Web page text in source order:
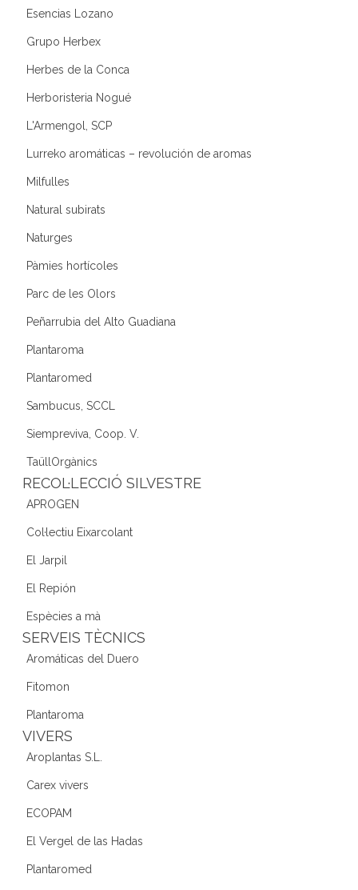
Esencias Lozano
Grupo Herbex
Herbes de la Conca
Herboristeria Nogué
L'Armengol, SCP
Lurreko aromáticas – revolución de aromas
Milfulles
Natural subirats
Naturges
Pàmies hortícoles
Parc de les Olors
Peñarrubia del Alto Guadiana
Plantaroma
Plantaromed
Sambucus, SCCL
Siempreviva, Coop. V.
TaüllOrgànics
RECOL·LECCIÓ SILVESTRE
APROGEN
Col·lectiu Eixarcolant
El Jarpil
El Repión
Espècies a mà
SERVEIS TÈCNICS
Aromáticas del Duero
Fitomon
Plantaroma
VIVERS
Aroplantas S.L.
Carex vivers
ECOPAM
El Vergel de las Hadas
Plantaromed